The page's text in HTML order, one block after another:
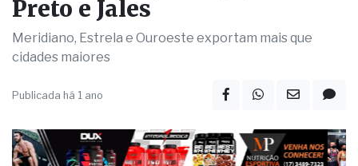
cidades maiores
Publicada há 1 ano